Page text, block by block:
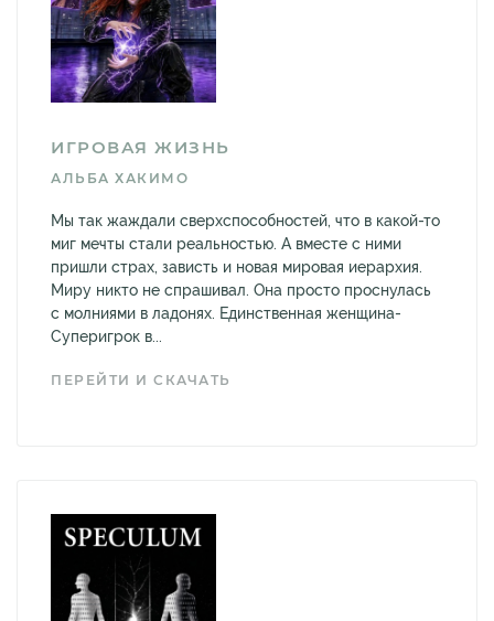
ИГРОВАЯ ЖИЗНЬ
АЛЬБА ХАКИМО
Мы так жаждали сверхспособностей, что в какой-то
миг мечты стали реальностью. А вместе с ними
пришли страх, зависть и новая мировая иерархия.
Миру никто не спрашивал. Она просто проснулась
с молниями в ладонях. Единственная женщина-
Суперигрок в...
ПЕРЕЙТИ И СКАЧАТЬ